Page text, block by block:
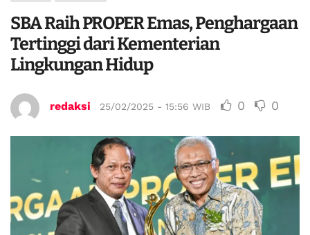
SBA Raih PROPER Emas, Penghargaan
Tertinggi dari Kementerian
Lingkungan Hidup
redaksi 25/02/2025 - 15:56 WIB 0 0